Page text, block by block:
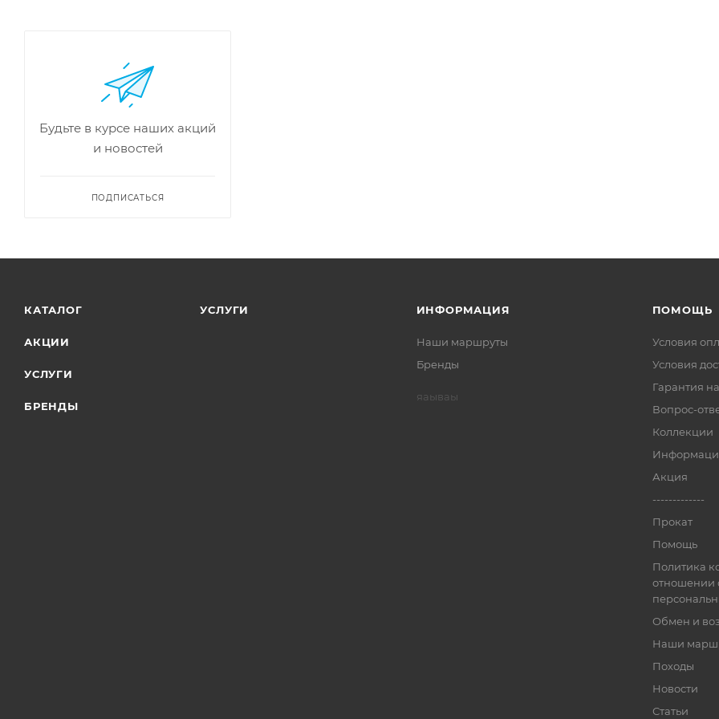
Будьте в курсе наших акций
и новостей
ПОДПИСАТЬСЯ
КАТАЛОГ
АКЦИИ
УСЛУГИ
БРЕНДЫ
УСЛУГИ ИНФОРМАЦИЯ
Наши маршруты
Бренды
яаываы
ПОМОЩЬ
Условия
Условия
Гарантия
Вопрос-
Коллекции
Акция
-------------
Прокат
Помощь
Политика
отношении
Обмен и
Наши
Походы
Новости
Статьи